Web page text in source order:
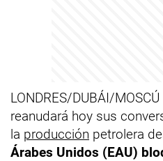
LONDRES/DUBÁI/
reanudará hoy sus
la producción petrolera
Árabes Unidos (EAU)